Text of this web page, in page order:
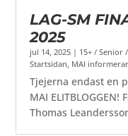
LAG-SM
2025
jul 14, 2025 | 15+ / Senior
Startsidan, MAI informerar
Tjejerna endast en
MAI
Thomas